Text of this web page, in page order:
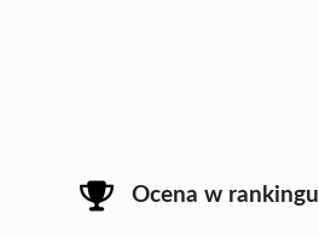
Ocena w rankingu